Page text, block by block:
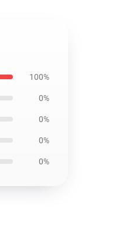
100%
0%
0%
0%
0%